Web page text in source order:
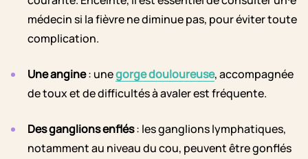
médecin si la fièvre ne diminue pas, pour éviter toute
complication.
Une angine: unegorge douloureuse, accompagnée
de toux et de difficultés à avaler est fréquente.
Des ganglions enflés: les ganglions lymphatiques,
notamment au niveau du cou, peuvent être gonflés